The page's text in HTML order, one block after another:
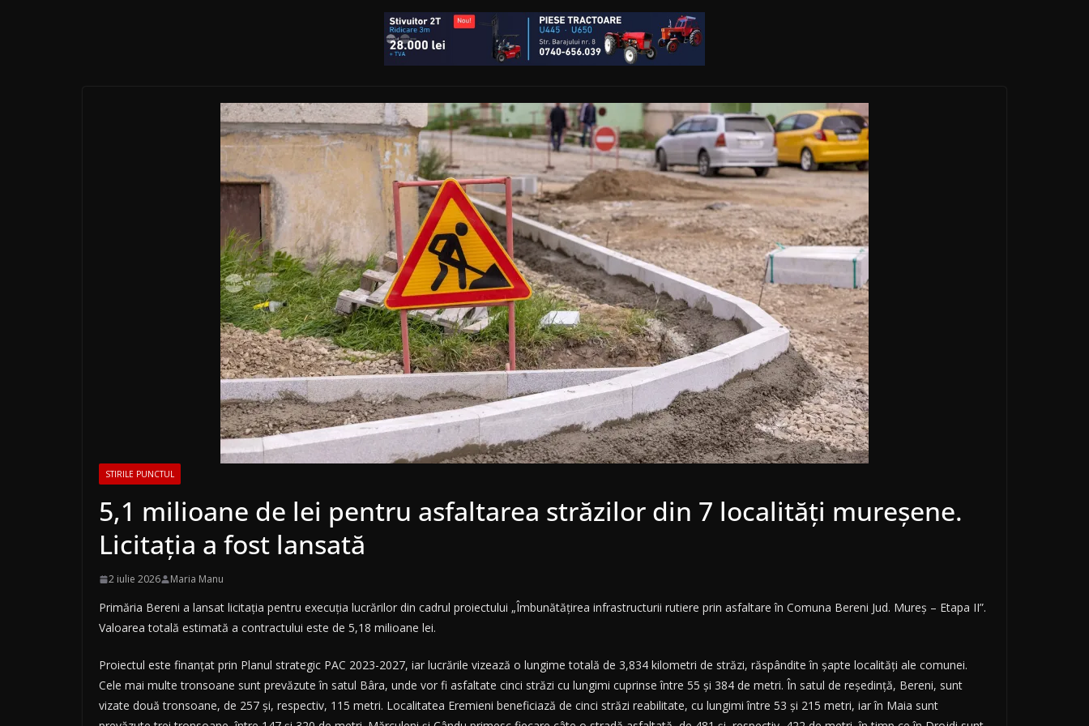
STIRILE PUNCTUL
5,1 milioane de lei pentru asfaltarea străzilor din 7 localități mureșene.
Licitația a fost lansată
2 iulie 2026 Maria Manu
Primăria Bereni a lansat licitația pentru execuția lucrărilor din cadrul proiectului „Îmbunătățirea infrastructurii rutiere prin asfaltare în Comuna Bereni Jud. Mureș – Etapa II”.
Valoarea totală estimată a contractului este de 5,18 milioane lei.
Proiectul este finanțat prin Planul strategic PAC 2023-2027, iar lucrările vizează o lungime totală de 3,834 kilometri de străzi, răspândite în șapte localități ale comunei.
Cele mai multe tronsoane sunt prevăzute în satul Bâra, unde vor fi asfaltate cinci străzi cu lungimi cuprinse între 55 și 384 de metri. În satul de reședință, Bereni, sunt
vizate două tronsoane, de 257 și, respectiv, 115 metri. Localitatea Eremieni beneficiază de cinci străzi reabilitate, cu lungimi între 53 și 215 metri, iar în Maia sunt